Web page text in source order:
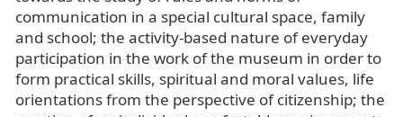
communication in a special cultural space, family
and school; the activity-based nature of everyday
participation in the work of the museum in order to
form practical skills, spiritual and moral values, life
orientations from the perspective of citizenship; the